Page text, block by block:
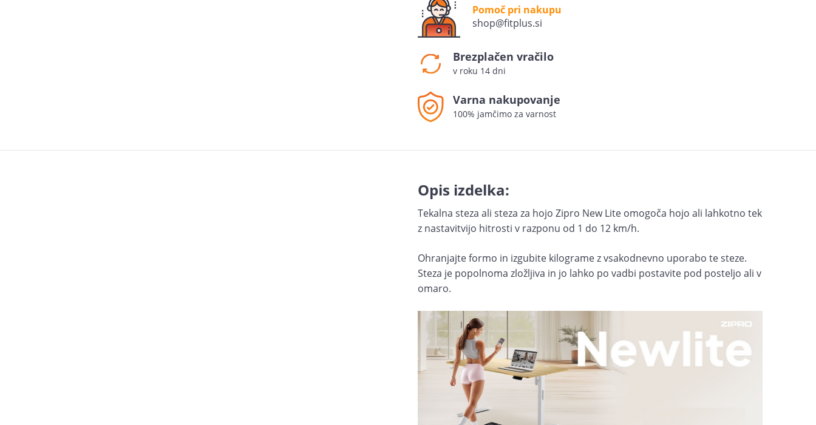
Pomoč pri nakupu
shop@fitplus.si
Brezplačen vračilo
v roku 14 dni
Varna nakupovanje
100% jamčimo za varnost
Opis izdelka:
Tekalna steza ali steza za hojo Zipro New Lite omogoča hojo ali lahkotno tek
z nastavitvijo hitrosti v razponu od 1 do 12 km/h.
Ohranjajte formo in izgubite kilograme z vsakodnevno uporabo te steze.
Steza je popolnoma zložljiva in jo lahko po vadbi postavite pod posteljo ali v
omaro.